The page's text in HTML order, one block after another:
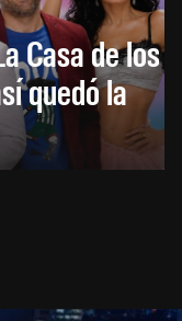
Casa de los
quedó la